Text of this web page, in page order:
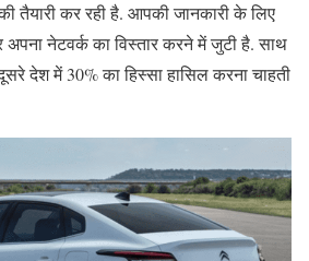
तैयारी कर रही है. आपकी जानकारी के लिए
अपना नेटवर्क का विस्तार करने में जुटी है. साथ
देश में 30% का हिस्सा हासिल करना चाहती